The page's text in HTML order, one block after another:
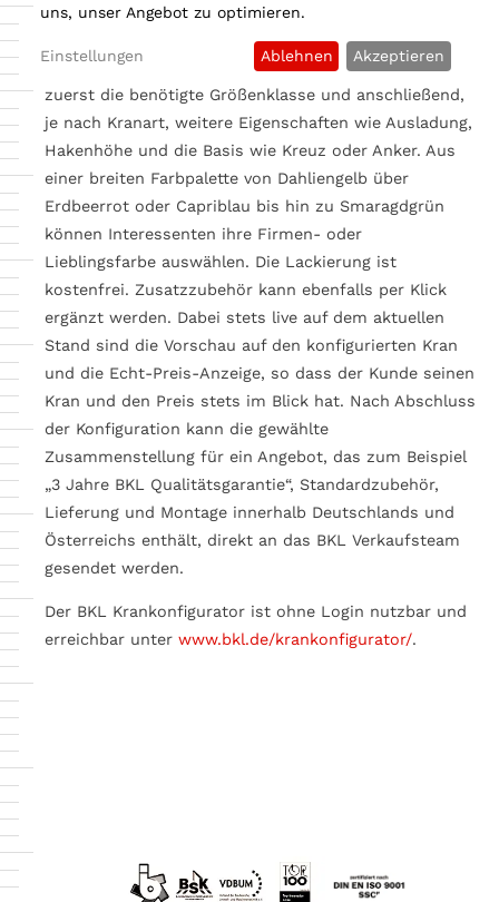
Krantypen voraus. Im ersten Schritt wird die Kranart
Unten- oder Obendreher festgelegt. Mittels
Schieberegler wählt der User dann ganz einfach
zuerst die benötigte Größenklasse und anschließend,
je nach Kranart, weitere Eigenschaften wie Ausladung,
Hakenhöhe und die Basis wie Kreuz oder Anker. Aus
einer breiten Farbpalette von Dahliengelb über
Erdbeerrot oder Capriblau bis hin zu Smaragdgrün
können Interessenten ihre Firmen- oder
Lieblingsfarbe auswählen. Die Lackierung ist
kostenfrei. Zusatzzubehör kann ebenfalls per Klick
ergänzt werden. Dabei stets live auf dem aktuellen
Stand sind die Vorschau auf den konfigurierten Kran
und die Echt-Preis-Anzeige, so dass der Kunde seinen
Kran und den Preis stets im Blick hat. Nach Abschluss
der Konfiguration kann die gewählte
Zusammenstellung für ein Angebot, das zum Beispiel
„3 Jahre BKL Qualitätsgarantie“, Standardzubehör,
Lieferung und Montage innerhalb Deutschlands und
Österreichs enthält, direkt an das BKL Verkaufsteam
gesendet werden.
Der BKL Krankonfigurator ist ohne Login nutzbar und
erreichbar unter www.bkl.de/krankonfigurator/.
uns, unser Angebot zu optimieren.
Einstellungen Ablehnen Akzeptieren